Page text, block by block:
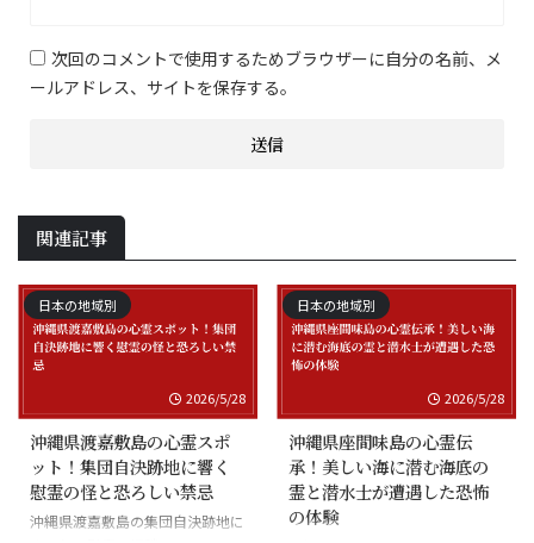
次回のコメントで使用するためブラウザーに自分の名前、メ
ールアドレス、サイトを保存する。
関連記事
日本の地域別
2026/5/28
沖縄県渡嘉敷島の心霊スポ
ット！集団自決跡地に響く
慰霊の怪と恐ろしい禁忌
沖縄県渡嘉敷島の集団自決跡地に
日本の地域別
2026/5/28
沖縄県座間味島の心霊伝
承！美しい海に潜む海底の
霊と潜水士が遭遇した恐怖
の体験